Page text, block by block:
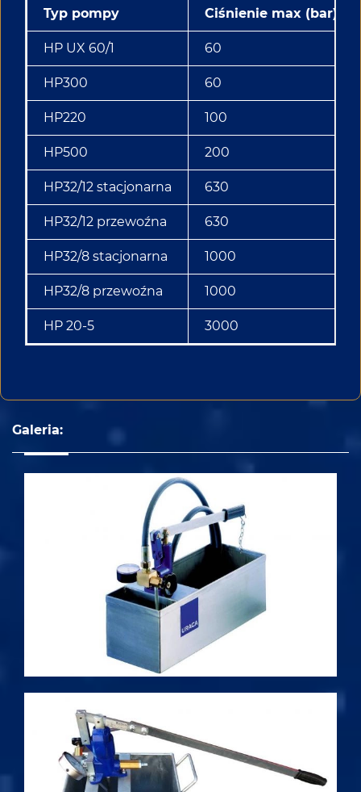
Typ pompy Ciśnienie max (bar)
HP UX 60/1 60
HP300 60
HP220 100
HP500 200
HP32/12 stacjonarna 630
HP32/12 przewoźna 630
HP32/8 stacjonarna 1000
HP32/8 przewoźna 1000
HP 20-5 3000
Galeria: